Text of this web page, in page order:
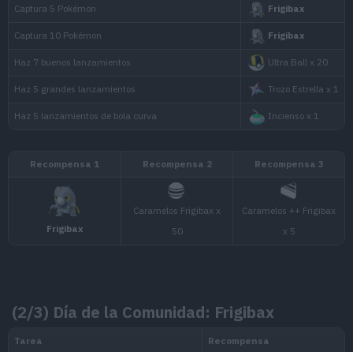
#0996 Frigibax
(2/3) Día de la Comunidad: Frigibax